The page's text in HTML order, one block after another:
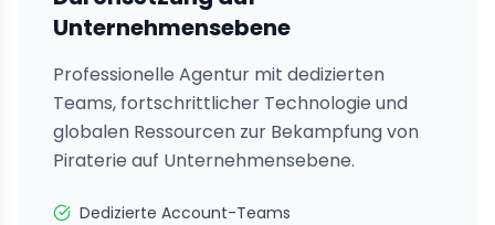
Unternehmensebene
Professionelle Agentur mit dedizierten
Teams, fortschrittlicher Technologie und
globalen Ressourcen zur Bekampfung von
Piraterie auf Unternehmensebene.
Dedizierte Account-Teams